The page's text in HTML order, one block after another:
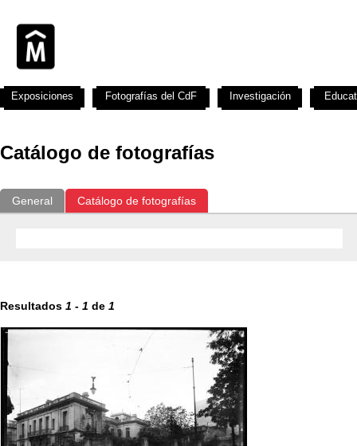
Catálogo de fotografías
General Catálogo de fotografías
Resultados 1 - 1 de 1
Exposiciones Fotografías del CdF Investigación